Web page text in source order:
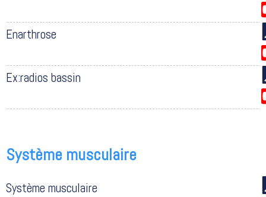
Enarthrose
Ex:radios bassin
Système musculaire
Système musculaire